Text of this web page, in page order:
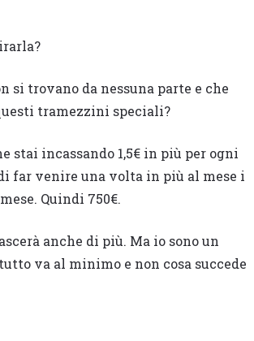
trovano da nessuna parte e che
tramezzini speciali?
stai incassando 1,5€ in più per ogni
far venire una volta in più al mese i
Quindi 750€.
anche di più. Ma io sono un
va al minimo e non cosa succede